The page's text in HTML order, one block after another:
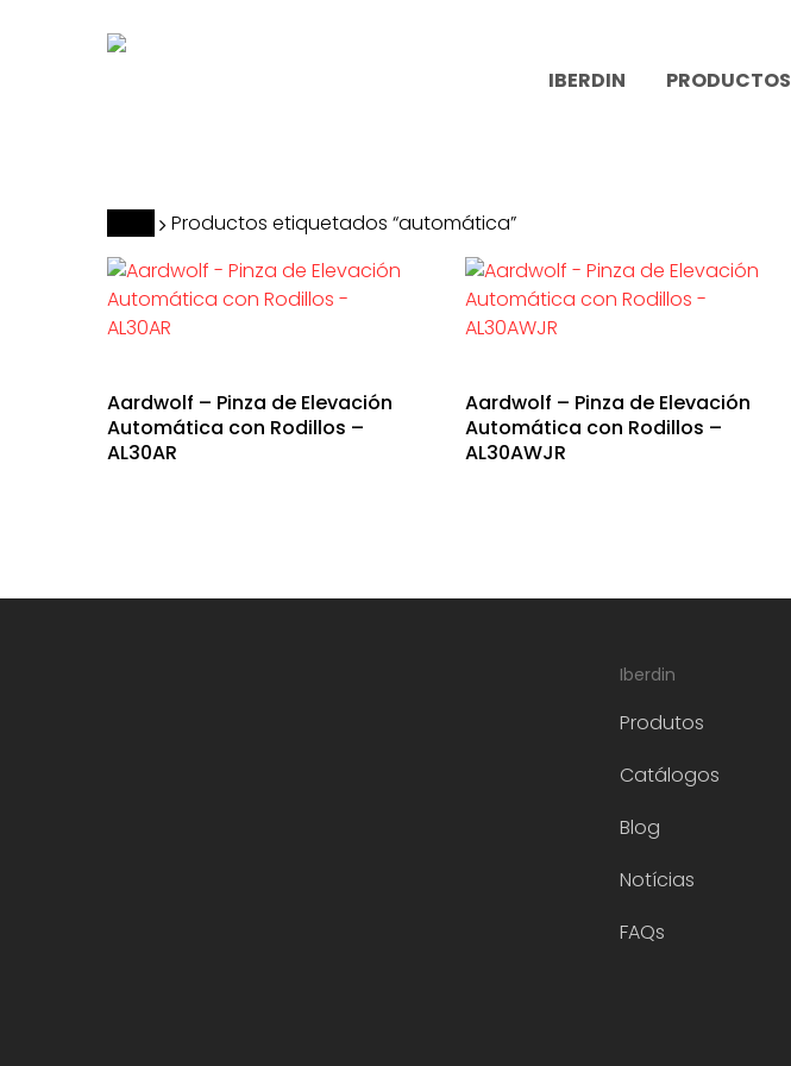
Hit enter to search or ESC to close
IBERDIN PRODUCTOS
Productos etiquetados “automática”
Aardwolf – Pinza de Elevación
Automática con Rodillos –
AL30AR
Aardwolf – Pinza de Elevación
Automática con Rodillos –
AL30AWJR
Iberdin
Produtos
Catálogos
Blog
Notícias
FAQs